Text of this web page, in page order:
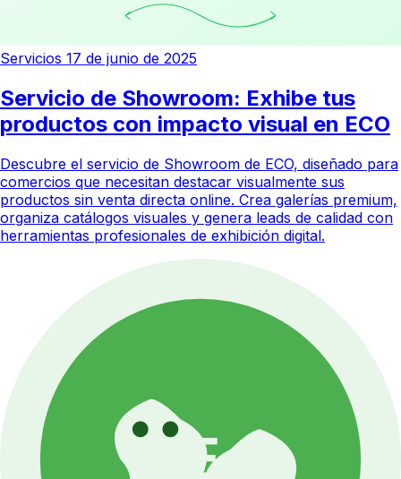
Servicios 17 de junio de 2025
Servicio de Showroom: Exhibe tus
productos con impacto visual en ECO
Descubre el servicio de Showroom de ECO, diseñado para
comercios que necesitan destacar visualmente sus
productos sin venta directa online. Crea galerías premium,
organiza catálogos visuales y genera leads de calidad con
herramientas profesionales de exhibición digital.